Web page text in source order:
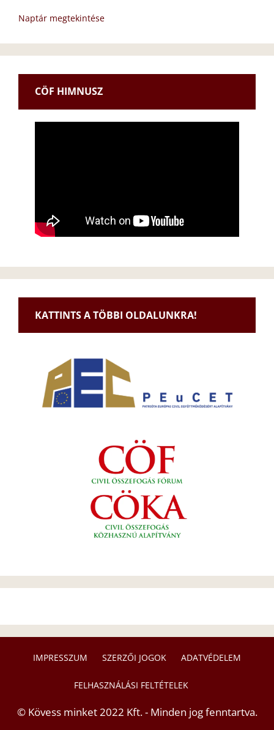
Naptár megtekintése
CÖF HIMNUSZ
KATTINTS A TÖBBI OLDALUNKRA!
IMPRESSZUM SZERZŐI JOGOK ADATVÉDELEM
FELHASZNÁLÁSI FELTÉTELEK
© Kövess minket 2022 Kft. - Minden jog fenntartva.